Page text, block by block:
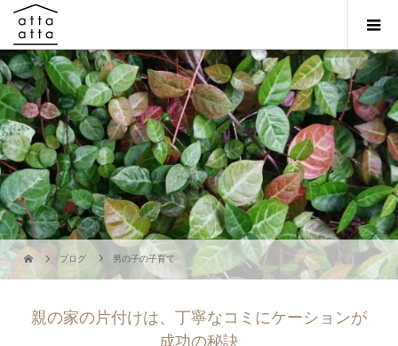
ブログ 男の子の子育て
親の家の片付けは、丁寧なコミにケーションが
成功の秘訣